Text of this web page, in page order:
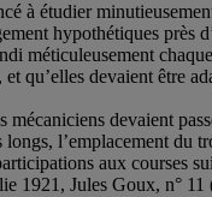
à étudier
hypothétiques près
méticuleusement
qu’elles devaient être
mécaniciens devaient
l’emplacement du
aux courses
1921, Jules Goux, n°